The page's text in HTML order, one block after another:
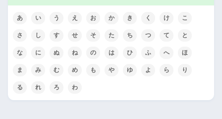
あ い う え お か き く け こ
さ し す せ そ た ち つ て と
な に ぬ ね の は ひ ふ へ ほ
ま み む め も や ゆ よ ら り
る れ ろ わ